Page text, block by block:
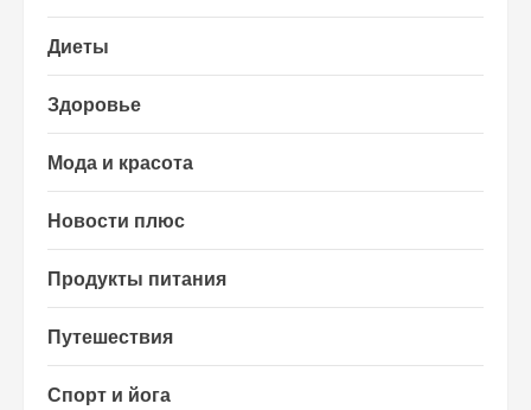
Диеты
Здоровье
Мода и красота
Новости плюс
Продукты питания
Путешествия
Спорт и йога